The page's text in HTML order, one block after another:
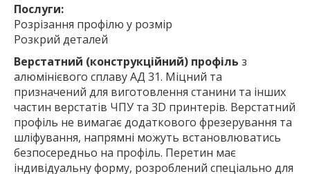
Послуги:
Розрізання профілю у розмір
Розкрий деталей
Верстатний (конструкційний) профіль з
алюмінієвого сплаву АД 31. Міцний та
призначений для виготовлення станини та інших
частин верстатів ЧПУ та 3D принтерів. Верстатний
профіль не вимагає додаткового фрезерування та
шліфування, напрямні можуть встановлюватись
безпосередньо на профіль. Перетин має
індивідуальну форму, розроблений спеціально для